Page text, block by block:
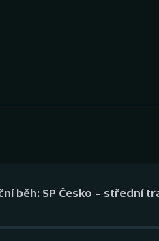
Volejbal
běh: SP Česko – střední